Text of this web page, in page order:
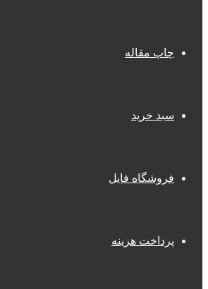
چاپ مقاله
سبد خرید
فروشگاه فایل
پرداخت هزینه